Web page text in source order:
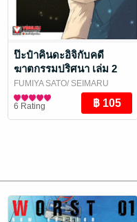
ป๊ะป๋าคินดะอิจิกับคดี
ฆาตกรรมปริศนา เล่ม 2
FUMIYA SATO/ SEIMARU
AMAGI/ Vibulkij Publishing
การ์ตูนทั่วไป
6 Rating